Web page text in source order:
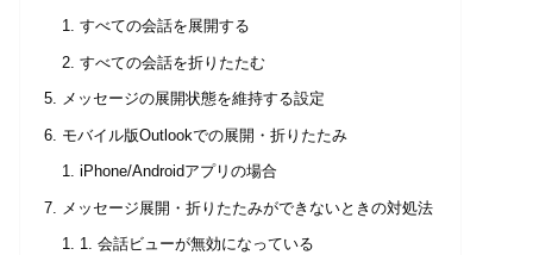
すべての会話を展開する
すべての会話を折りたたむ
メッセージの展開状態を維持する設定
モバイル版Outlookでの展開・折りたたみ
iPhone/Androidアプリの場合
メッセージ展開・折りたたみができないときの対処法
1. 会話ビューが無効になっている